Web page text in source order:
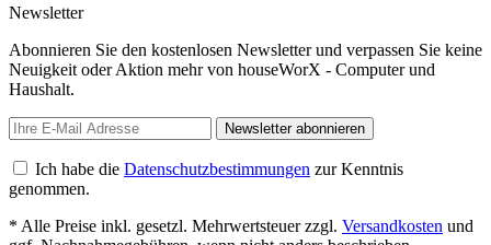
Newsletter
Abonnieren Sie den kostenlosen Newsletter und verpassen Sie keine
Neuigkeit oder Aktion mehr von houseWorX - Computer und
Haushalt.
Newsletter abonnieren
Ich habe die Datenschutzbestimmungen zur Kenntnis
genommen.
* Alle Preise inkl. gesetzl. Mehrwertsteuer zzgl. Versandkosten und